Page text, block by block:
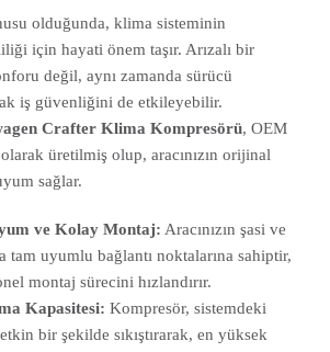
olduğunda, klima sisteminin
için hayati önem taşır. Arızalı bir
değil, aynı zamanda sürücü
iş güvenliğini de etkileyebilir.
Crafter Klima Kompresörü, OEM
üretilmiş olup, aracınızın orijinal
sağlar.
ve Kolay Montaj: Aracınızın şasi ve
tam uyumlu bağlantı noktalarına sahiptir,
montaj sürecini hızlandırır.
Kapasitesi: Kompresör, sistemdeki
bir şekilde sıkıştırarak, en yüksek